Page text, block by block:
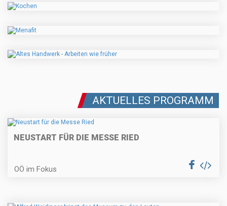
AKTUELLES PROGRAMM
NEUSTART FÜR DIE MESSE RIED
OÖ im Fokus